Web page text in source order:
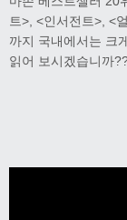
트>, <인서전트>, <
까지 국내에서는 크
읽어 보시겠습니까